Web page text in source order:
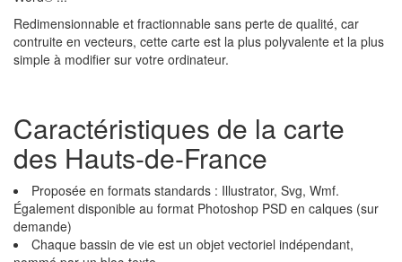
Redimensionnable et fractionnable sans perte de qualité, car
contruite en vecteurs, cette carte est la plus polyvalente et la plus
simple à modifier sur votre ordinateur.
Caractéristiques de la carte
des Hauts-de-France
Proposée en formats standards : Illustrator, Svg, Wmf.
Également disponible au format Photoshop PSD en calques (sur
demande)
Chaque bassin de vie est un objet vectoriel indépendant,